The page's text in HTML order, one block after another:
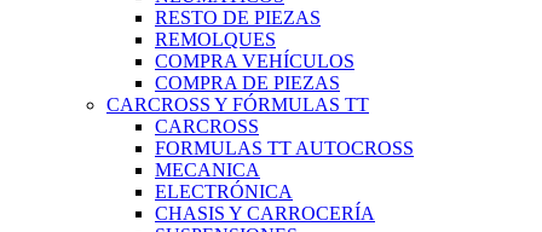
RESTO DE PIEZAS
REMOLQUES
COMPRA VEHÍCULOS
COMPRA DE PIEZAS
CARCROSS Y FÓRMULAS TT
CARCROSS
FORMULAS TT AUTOCROSS
MECANICA
ELECTRÓNICA
CHASIS Y CARROCERÍA